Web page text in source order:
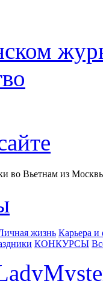
во Вьетнам из
жизнь Карьера
КОНКУРСЫ